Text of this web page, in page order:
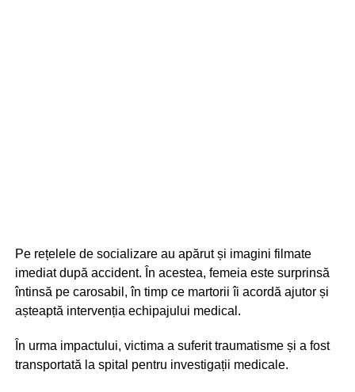
Pe rețelele de socializare au apărut și imagini filmate
imediat după accident. În acestea, femeia este surprinsă
întinsă pe carosabil, în timp ce martorii îi acordă ajutor și
așteaptă intervenția echipajului medical.
În urma impactului, victima a suferit traumatisme și a fost
transportată la spital pentru investigații medicale.